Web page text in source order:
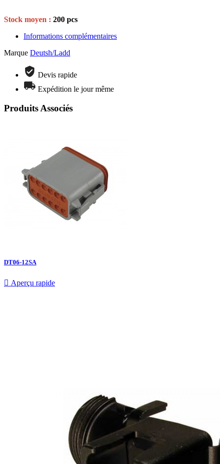
Stock moyen : 200 pcs
Informations complémentaires
Marque Deutsh/Ladd
Devis rapide
Expédition le jour même
Produits Associés
DT06-12SA
 Aperçu rapide